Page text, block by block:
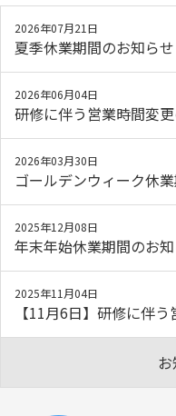
2026年07月21日
夏季休業期間のお知らせ
2026年06月04日
研修に伴う営業時間変
2026年03月30日
ゴールデンウィーク休
2025年12月08日
年末年始休業期間のお
2025年11月04日
【11月6日】研修に伴